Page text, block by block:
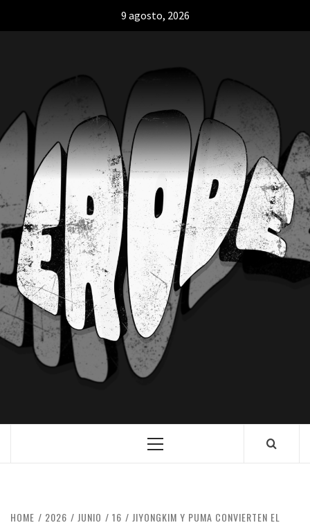
9 agosto, 2026
HOME 2026 JUNIO 16
JIYONGKIM Y PUMA CONVIERTEN EL